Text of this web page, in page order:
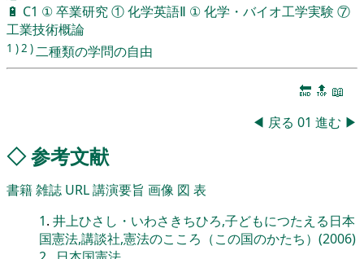
🔋 C1 ①卒業研究①化学英語Ⅱ ①化学・バイオ工学実験 ⑦
工業技術概論
1 ) 2 )二種類の学問の自由
🔚 🔝 📖
◀ 戻る 01 進む ▶
◇参考文献
書籍雑誌 URL講演要旨 画像 図 表
1. 井上ひさし・いわさきちひろ,子どもにつたえる日本
国憲法,講談社,憲法のこころ（この国のかたち）(2006)